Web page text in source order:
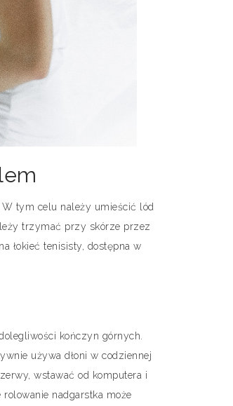
W tym celu należy umieścić lód
trzymać przy skórze przez
łokieć tenisisty, dostępna w
kończyn górnych.
używa dłoni w codziennej
wstawać od komputera i
nadgarstka może